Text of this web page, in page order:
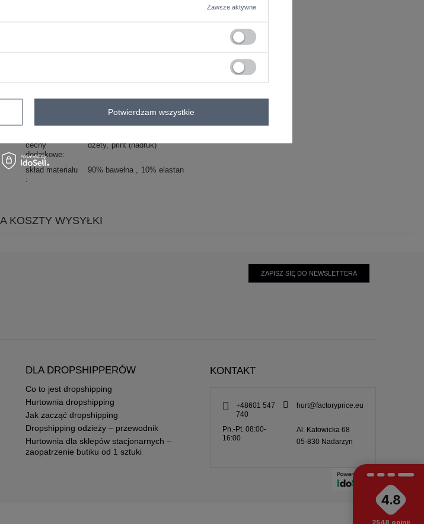
rękaw
rękaw 3/4
okrągły
cechy
dodatkowe
dżety print (nadruk)
skład materiału 90% bawełna 10% elastan
KOSZTY WYSYŁKI
ZAPISZ SIĘ DO NEWSLETTERA
DLA DROPSHIPPERÓW
Co to jest dropshipping
Hurtownia dropshipping
Jak zacząć dropshipping
Dropshipping odzieży – przewodnik
Hurtownia dla sklepów stacjonarnych –
zaopatrzenie butiku od 1 sztuki
KONTAKT
+48601 547
740
hurt@factoryprice.eu
Pn.-Pt. 08:00-
16:00
Al. Katowicka 68
05-830 Nadarzyn
4.8
2548 opinii
Zawsze aktywne
Potwierdzam wszystkie